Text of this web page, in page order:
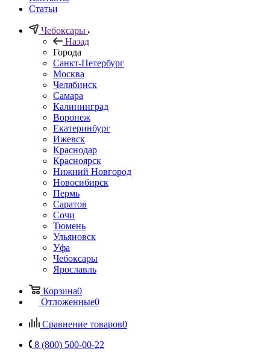
Статьи
Чебоксары
Назад
Города
Санкт-Петербург
Москва
Челябинск
Самара
Калининград
Воронеж
Екатеринбург
Ижевск
Краснодар
Красноярск
Нижний Новгород
Новосибирск
Пермь
Саратов
Сочи
Тюмень
Ульяновск
Уфа
Чебоксары
Ярославль
Корзина0
Отложенные0
Сравнение товаров0
8 (800) 500-00-22